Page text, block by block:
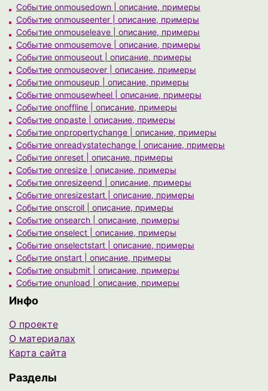
Событие onmousedown | описание, примеры
Событие onmouseenter | описание, примеры
Событие onmouseleave | описание, примеры
Событие onmousemove | описание, примеры
Событие onmouseout | описание, примеры
Событие onmouseover | описание, примеры
Событие onmouseup | описание, примеры
Событие onmousewheel | описание, примеры
Событие onoffline | описание, примеры
Событие onpaste | описание, примеры
Событие onpropertychange | описание, примеры
Событие onreadystatechange | описание, примеры
Событие onreset | описание, примеры
Событие onresize | описание, примеры
Событие onresizeend | описание, примеры
Событие onresizestart | описание, примеры
Событие onscroll | описание, примеры
Событие onsearch | описание, примеры
Событие onselect | описание, примеры
Событие onselectstart | описание, примеры
Событие onstart | описание, примеры
Событие onsubmit | описание, примеры
Событие onunload | описание, примеры
Инфо
О проекте
О материалах
Карта сайта
Разделы